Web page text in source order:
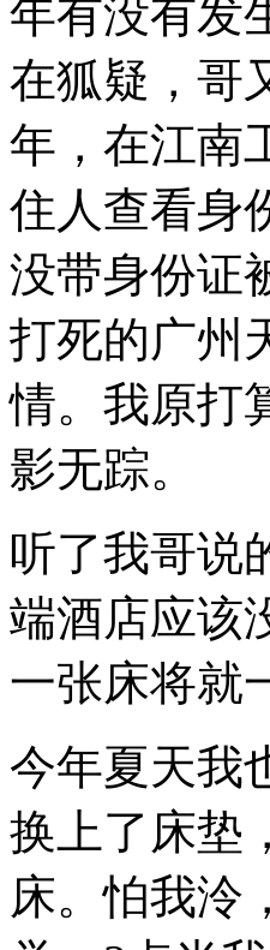
年有没有发
在狐疑，哥
年，在江南
住人查看身
没带身份证
打死的广州
情。我原打
影无踪。
听了我哥说
端酒店应该
一张床将就
今年夏天我
换上了床垫
床。怕我泠